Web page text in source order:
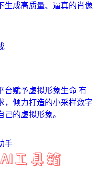
生成高质量、逼真的肖像
台赋予虚拟形象生命 有
，倾力打造的小采样数字
的虚拟形象。
手